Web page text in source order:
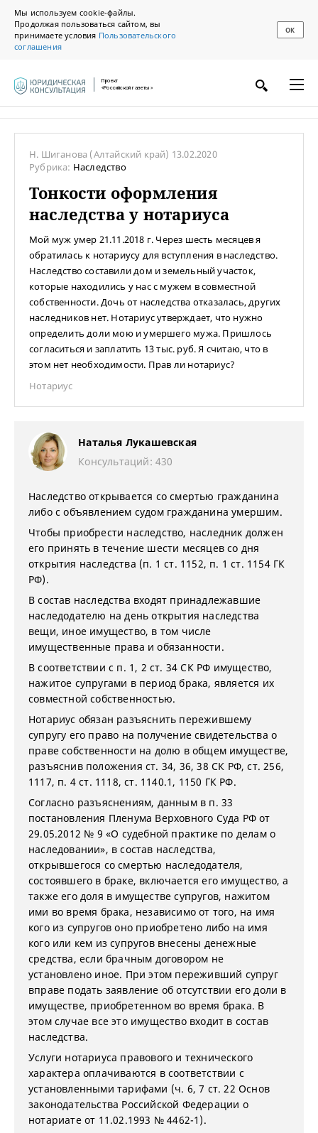
Мы используем cookie-файлы.
Продолжая пользоваться сайтом, вы
принимаете условия Пользовательского
соглашения
ОК
Проект
«Российской газеты»
Н. Шиганова (Алтайский край) 13.02.2020
Рубрика: Наследство
Тонкости оформления
наследства у нотариуса
Мой муж умер 21.11.2018 г. Через шесть месяцев я
обратилась к нотариусу для вступления в наследство.
Наследство составили дом и земельный участок,
которые находились у нас с мужем в совместной
собственности. Дочь от наследства отказалась, других
наследников нет. Нотариус утверждает, что нужно
определить доли мою и умершего мужа. Пришлось
согласиться и заплатить 13 тыс. руб. Я считаю, что в
этом нет необходимости. Прав ли нотариус?
Нотариус
Наталья Лукашевская
Консультаций: 430
Наследство открывается со смертью гражданина
либо с объявлением судом гражданина умершим.
Чтобы приобрести наследство, наследник должен
его принять в течение шести месяцев со дня
открытия наследства (п. 1 ст. 1152, п. 1 ст. 1154 ГК
РФ).
В состав наследства входят принадлежавшие
наследодателю на день открытия наследства
вещи, иное имущество, в том числе
имущественные права и обязанности.
В соответствии с п. 1, 2 ст. 34 СК РФ имущество,
нажитое супругами в период брака, является их
совместной собственностью.
Нотариус обязан разъяснить пережившему
супругу его право на получение свидетельства о
праве собственности на долю в общем имуществе,
разъяснив положения ст. 34, 36, 38 СК РФ, ст. 256,
1117, п. 4 ст. 1118, ст. 1140.1, 1150 ГК РФ.
Согласно разъяснениям, данным в п. 33
постановления Пленума Верховного Суда РФ от
29.05.2012 № 9 «О судебной практике по делам о
наследовании», в состав наследства,
открывшегося со смертью наследодателя,
состоявшего в браке, включается его имущество, а
также его доля в имуществе супругов, нажитом
ими во время брака, независимо от того, на имя
кого из супругов оно приобретено либо на имя
кого или кем из супругов внесены денежные
средства, если брачным договором не
установлено иное. При этом переживший супруг
вправе подать заявление об отсутствии его доли в
имуществе, приобретенном во время брака. В
этом случае все это имущество входит в состав
наследства.
Услуги нотариуса правового и технического
характера оплачиваются в соответствии с
установленными тарифами (ч. 6, 7 ст. 22 Основ
законодательства Российской Федерации о
нотариате от 11.02.1993 № 4462-1).